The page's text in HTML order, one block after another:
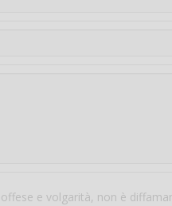
e volgarità, non è